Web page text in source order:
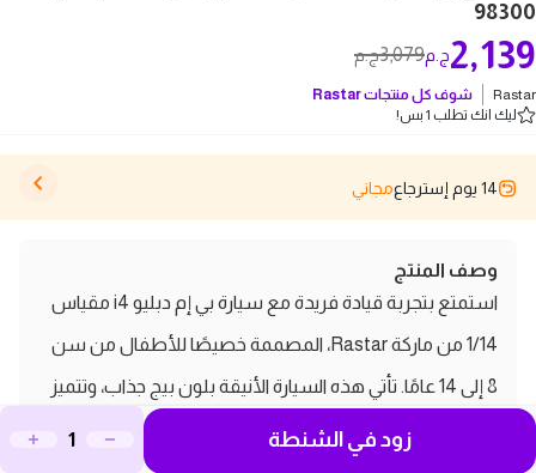
98300
3,079ج.م 2,139ج.م
Rastar شوف كل منتجاتRastar
ليك انك تطلب 1 بس!
14 يوم إسترجاع مجاني
وصف المنتج
استمتع بتجربة قيادة فريدة مع سيارة بي إم دبليو i4 مقياس
1/14 من ماركة Rastar، المصممة خصيصًا للأطفال من سن
8 إلى 14 عامًا. تأتي هذه السيارة الأنيقة بلون بيج جذاب، وتتميز
بأجزاء قابلة للفتح تضيف لمسة من الواقعية والمرح. تعمل
زود في الشنطة